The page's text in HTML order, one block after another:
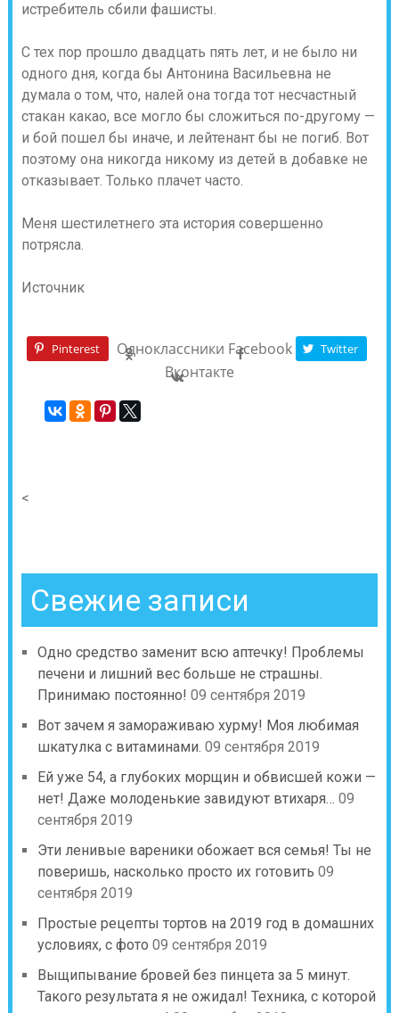
истребитель сбили фашисты.
С тех пор прошло двадцать пять лет, и не было ни
одного дня, когда бы Антонина Васильевна не
думала о том, что, налей она тогда тот несчастный
стакан какао, все могло бы сложиться по-другому —
и бой пошел бы иначе, и лейтенант бы не погиб. Вот
поэтому она никогда никому из детей в добавке не
отказывает. Только плачет часто.
Меня шестилетнего эта история совершенно
потрясла.
Источник
Pinterest Одноклассники Facebook Twitter
Вконтакте
<
Свежие записи
Одно средство заменит всю аптечку! Проблемы
печени и лишний вес больше не страшны.
Принимаю постоянно! 09 сентября 2019
Вот зачем я замораживаю хурму! Моя любимая
шкатулка с витаминами. 09 сентября 2019
Ей уже 54, а глубоких морщин и обвисшей кожи —
нет! Даже молоденькие завидуют втихаря… 09
сентября 2019
Эти ленивые вареники обожает вся семья! Ты не
поверишь, насколько просто их готовить 09
сентября 2019
Простые рецепты тортов на 2019 год в домашних
условиях, с фото 09 сентября 2019
Выщипывание бровей без пинцета за 5 минут.
Такого результата я не ожидал! Техника, с которой